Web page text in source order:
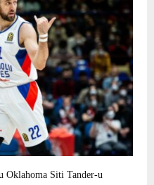
Oklahoma Siti Tander-u